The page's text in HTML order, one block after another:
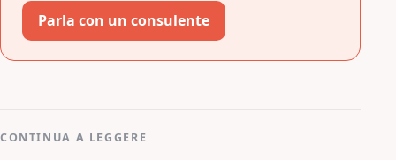
Parla con un consulente
CONTINUA A LEGGERE